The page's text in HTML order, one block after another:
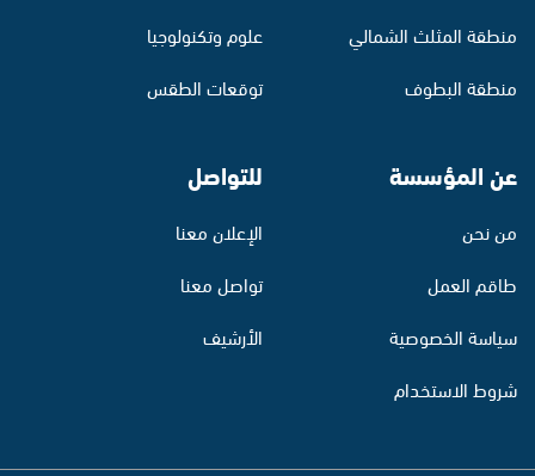
منطقة المثلث الشمالي
منطقة البطوف
علوم وتكنولوجيا
توقعات الطقس
عن المؤسسة
من نحن
طاقم العمل
سياسة الخصوصية
شروط الاستخدام
للتواصل
الإعلان معنا
تواصل معنا
الأرشيف